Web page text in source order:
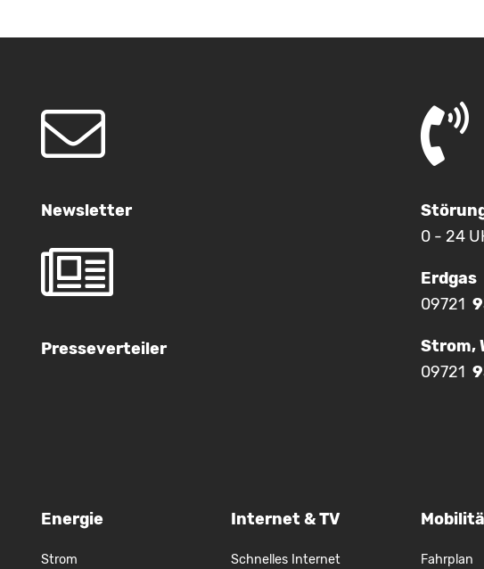
Newsletter
Presseverteiler
0 - 24
Erdgas
09721
Strom,
09721
Energie
Strom
Internet & TV
Schnelles Internet
Fahrplan